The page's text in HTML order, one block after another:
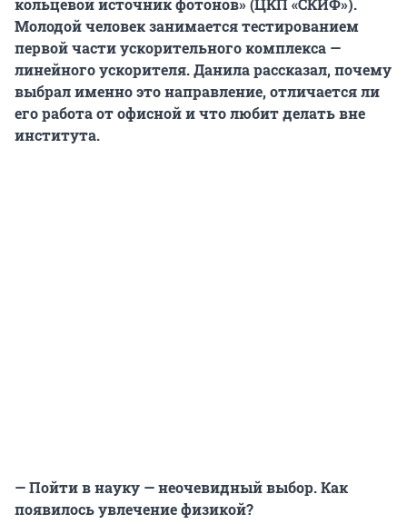
кольцевой источник фотонов» (ЦКП «СКИФ»).
Молодой человек занимается тестированием
первой части ускорительного комплекса —
линейного ускорителя. Данила рассказал, почему
выбрал именно это направление, отличается ли
его работа от офисной и что любит делать вне
института.
— Пойти в науку — неочевидный выбор. Как
появилось увлечение физикой?